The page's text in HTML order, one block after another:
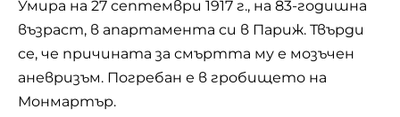
Умира на 27 септември 1917 г., на 83-годишна
възраст, в апартамента си в Париж. Твърди
се, че причината за смъртта му е мозъчен
аневризъм. Погребан е в гробището на
Монмартър.